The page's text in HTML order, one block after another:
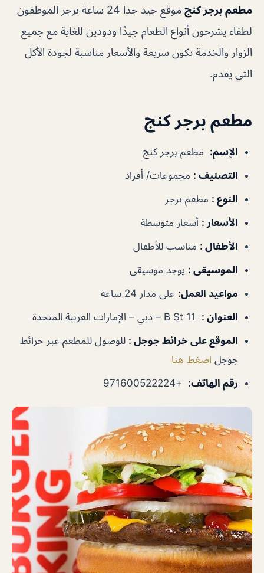
مطعم برجر كنج
موقع جيد جدا 24 ساعة برجر الموظفون
لطفاء يشرحون أنواع الطعام جيدًا ودودين للغاية مع جميع
الزوار والخدمة تكون سريعة والأسعار مناسبة لجودة الأكل
التي يقدم.
مطعم برجر كنج
الإسم: مطعم برجر كنج
التصنيف : مجموعات/ أفراد
النوع : مطعم برجر
الأسعار : أسعار متوسطة
الأطفال : مناسب للأطفال
الموسيقى : يوجد موسيقى
مواعيد العمل: على مدار 24 ساعة
العنوان :
الموقع على خرائط جوجل : للوصول للمطعم عبر خرائط
جوجل اضغط هنا
رقم الهاتف:
+971600522224